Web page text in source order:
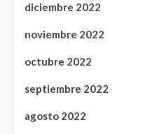
diciembre 2022
noviembre 2022
octubre 2022
septiembre 2022
agosto 2022